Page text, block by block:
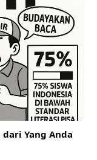
Yang Anda